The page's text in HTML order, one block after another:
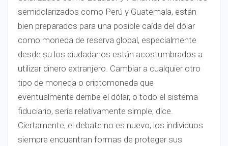
semidolarizados como Perú y Guatemala, están
bien preparados para una posible caída del dólar
como moneda de reserva global, especialmente
desde su los ciudadanos están acostumbrados a
utilizar dinero extranjero. Cambiar a cualquier otro
tipo de moneda o criptomoneda que
eventualmente derribe el dólar, o todo el sistema
fiduciario, sería relativamente simple, dice.
Ciertamente, el debate no es nuevo; los individuos
siempre encuentran formas de proteger sus